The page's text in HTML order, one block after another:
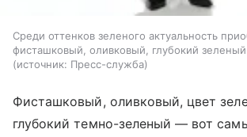
Среди оттенков зеленого актуальность
фисташковый, оливковый, глубокий
источник: Пресс-служба
Фисташковый, оливковый, цвет
глубокий темно-зеленый — вот